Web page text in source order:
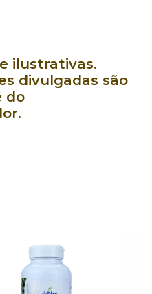
ilustrativas.
divulgadas são
do